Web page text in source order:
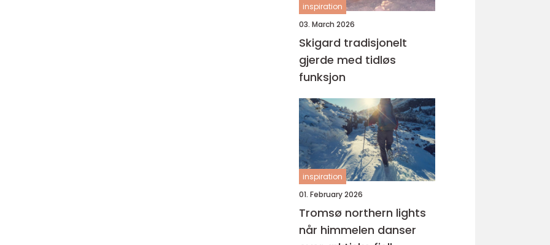
inspiration
03. March 2026
Skigard tradisjonelt
gjerde med tidløs
funksjon
inspiration
01. February 2026
Tromsø northern lights
når himmelen danser